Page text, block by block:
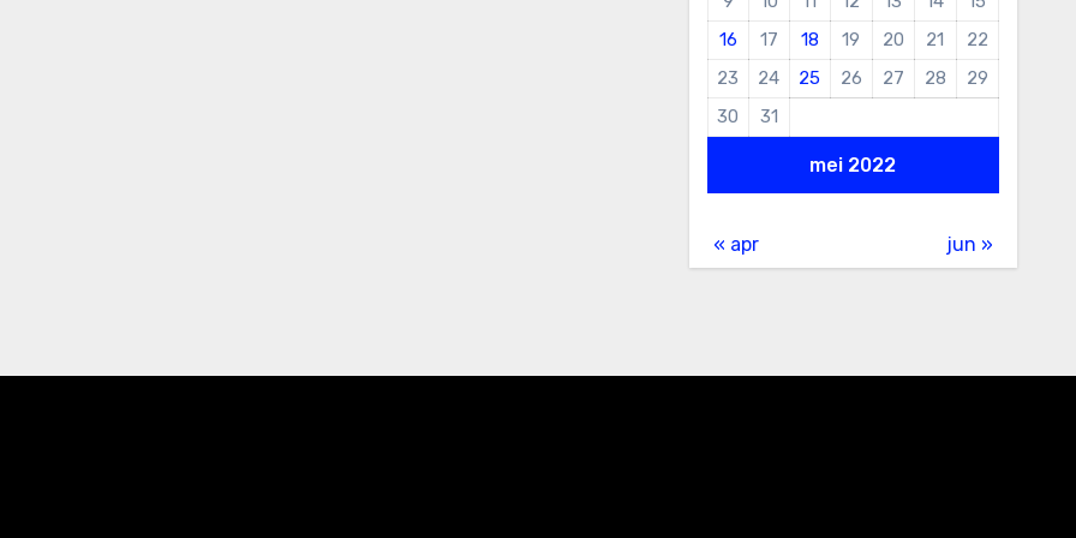
mei 2022
16
17 18 19 20 21
22
23
24 25 26 27 28
29
30
31
« apr jun »